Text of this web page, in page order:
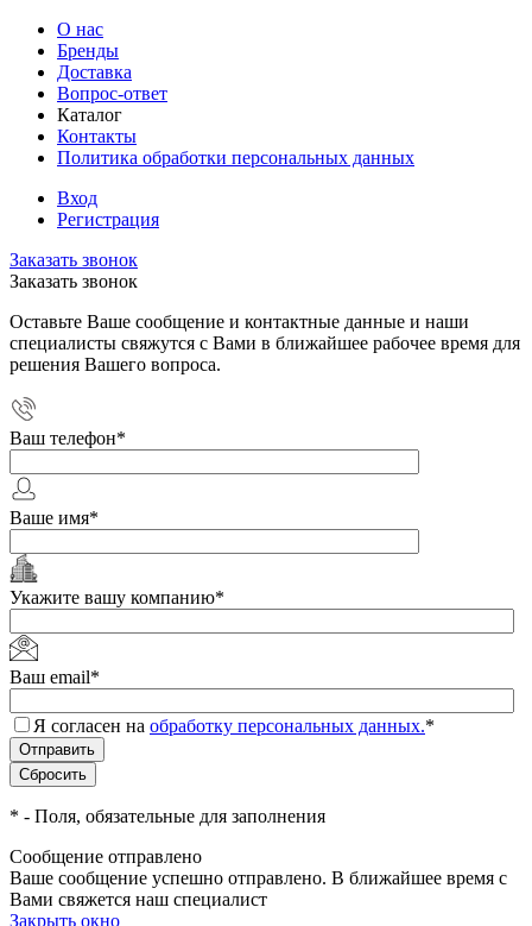
О нас
Бренды
Доставка
Вопрос-ответ
Каталог
Контакты
Политика обработки персональных данных
Вход
Регистрация
Заказать звонок
Заказать звонок
Оставьте Ваше сообщение и контактные данные и наши
специалисты свяжутся с Вами в ближайшее рабочее время для
решения Вашего вопроса.
Ваш телефон*
Ваше имя*
Укажите вашу компанию*
Ваш email*
Я согласен на обработку персональных данных.*
* - Поля, обязательные для заполнения
Сообщение отправлено
Ваше сообщение успешно отправлено. В ближайшее время с
Вами свяжется наш специалист
Закрыть окно